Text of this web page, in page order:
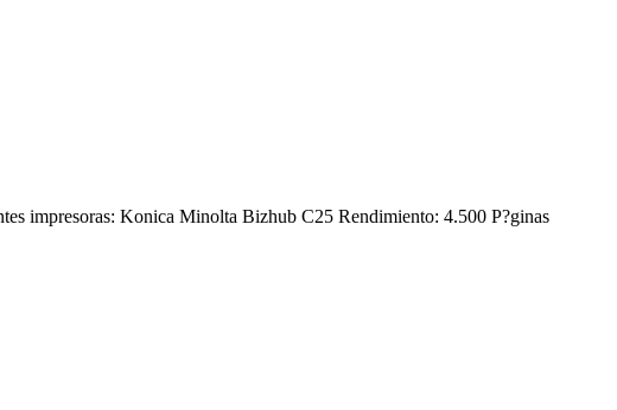
impresoras: Konica Minolta Bizhub C25 Rendimiento: 4.500 P?ginas